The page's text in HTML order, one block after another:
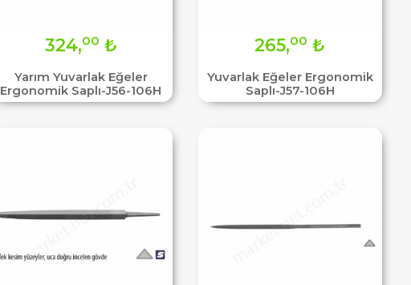
Yarım Yuvarlak Eğeler
Ergonomik Saplı-J56-106H
324,00 ₺
Yuvarlak Eğeler Ergonomik
Saplı-J57-106H
265,00 ₺